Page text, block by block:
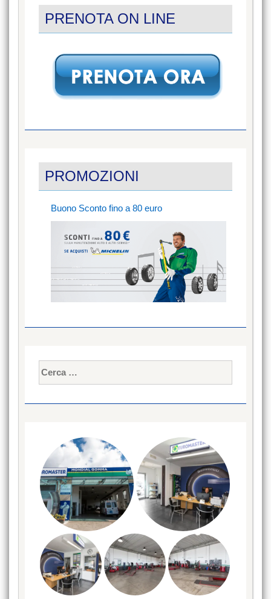
PRENOTA ON LINE
PROMOZIONI
Buono Sconto fino a 80 euro